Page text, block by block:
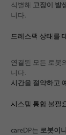
식별해 고장이 발
니다.
드레스팩 상태를
연결된 모든 로봇
니다.
시간을 절약하고
시스템 통합 불필
careDP는 로봇이